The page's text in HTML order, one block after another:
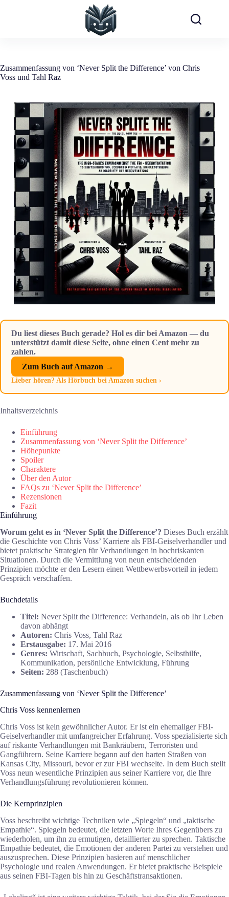
Zusammenfassung von ‘Never Split the Difference’ von Chris
Voss und Tahl Raz
Du liest dieses Buch gerade? Hol es dir bei Amazon — du
unterstützt damit diese Seite, ohne einen Cent mehr zu
zahlen.
Zum Buch auf Amazon →
Lieber hören? Als Hörbuch bei Amazon suchen ›
Inhaltsverzeichnis
Einführung
Zusammenfassung von ‘Never Split the Difference’
Höhepunkte
Spoiler
Charaktere
Über den Autor
FAQs zu ‘Never Split the Difference’
Rezensionen
Fazit
Einführung
Worum geht es in ‘Never Split the Difference’? Dieses Buch erzählt
die Geschichte von Chris Voss’ Karriere als FBI-Geiselverhandler und
bietet praktische Strategien für Verhandlungen in hochriskanten
Situationen. Durch die Vermittlung von neun entscheidenden
Prinzipien möchte er den Lesern einen Wettbewerbsvorteil in jedem
Gespräch verschaffen.
Buchdetails
Titel: Never Split the Difference: Verhandeln, als ob Ihr Leben
davon abhängt
Autoren: Chris Voss, Tahl Raz
Erstausgabe: 17. Mai 2016
Genres: Wirtschaft, Sachbuch, Psychologie, Selbsthilfe,
Kommunikation, persönliche Entwicklung, Führung
Seiten: 288 (Taschenbuch)
Zusammenfassung von ‘Never Split the Difference’
Chris Voss kennenlernen
Chris Voss ist kein gewöhnlicher Autor. Er ist ein ehemaliger FBI-
Geiselverhandler mit umfangreicher Erfahrung. Voss spezialisierte sich
auf riskante Verhandlungen mit Bankräubern, Terroristen und
Gangführern. Seine Karriere begann auf den harten Straßen von
Kansas City, Missouri, bevor er zur FBI wechselte. In dem Buch stellt
Voss neun wesentliche Prinzipien aus seiner Karriere vor, die Ihre
Verhandlungsführung revolutionieren können.
Die Kernprinzipien
Voss beschreibt wichtige Techniken wie „Spiegeln“ und „taktische
Empathie“. Spiegeln bedeutet, die letzten Worte Ihres Gegenübers zu
wiederholen, um ihn zu ermutigen, detaillierter zu sprechen. Taktische
Empathie bedeutet, die Emotionen der anderen Partei zu verstehen und
auszusprechen. Diese Prinzipien basieren auf menschlicher
Psychologie und realen Anwendungen. Er bietet praktische Beispiele
aus seinen FBI-Tagen bis hin zu Geschäftstransaktionen.